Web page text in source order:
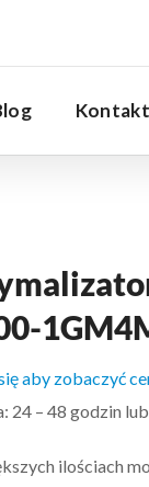
Kontakt
aby zobaczyć
24 – 48 godzin
ilościach